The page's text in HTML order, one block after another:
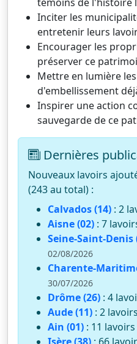
Inciter les
entretenir leurs
Encourager les
préserver ce
Mettre en lumière
d'embellissement
Inspirer une action
sauvegarde de ce
Dernières
Nouveaux lavoirs
(243 au total) :
Calvados (14) : 2
Aisne (02) : 7
Seine-Saint-Denis
02/08/2026
Charente-
30/07/2026
Drôme (26) : 4
Aude (11) : 2 lavoirs
Ain (01) : 11 lavoirs